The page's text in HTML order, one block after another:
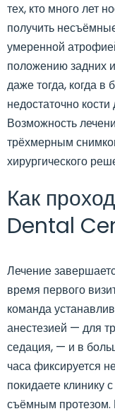
тех, кто много лет
получить
умеренной
положению задних
даже тогда, когда в
недостаточно
Возможность
трёхмерным
хирургического
Как
Dental
Лечение
время первого
команда
анестезией — для
седация, — и в
часа фиксируется
покидаете клинику
съёмным протезом.